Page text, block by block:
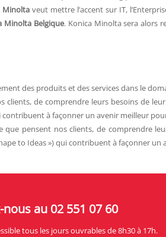
Minoltaveut mettre l’accent sur IT,
Minolta Belgique. Konica Minolta sera alors
des produits et des services dans le
clients, de comprendre leurs besoins de
contribuent à façonner un avenir meilleur
que pensent nos clients, de comprendre
to Ideas ») qui contribuent à façonner
au 02 551 07 60
tous les jours ouvrables de 8h30 à 17h.